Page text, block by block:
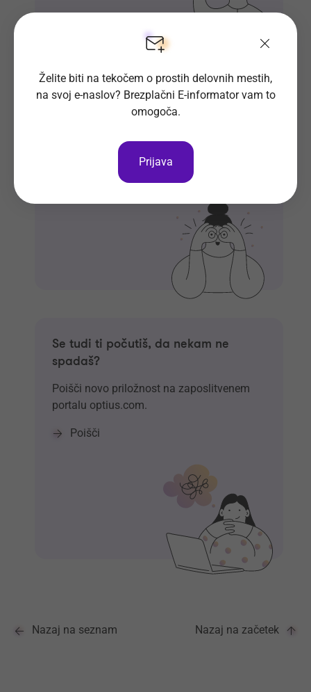
Si že vpisan v Bazo CV-jev?
Naj delodajalci iz množice kandidatov
Se tudi ti počutiš, da nekam ne
spadaš?
Poišči novo priložnost na zaposlitvenem
portalu optius.com.
Poišči
Nazaj na seznam Nazaj na začetek
Želite biti na tekočem o prostih delovnih mestih,
na svoj e-naslov? Brezplačni E-informator vam to
omogoča.
Prijava